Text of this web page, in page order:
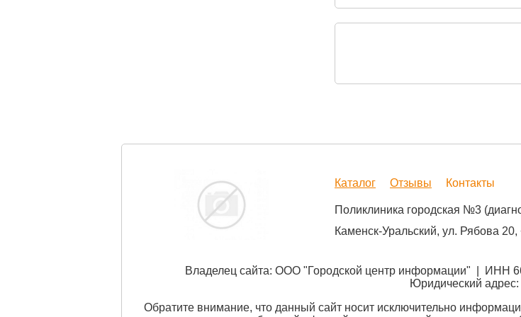
Каталог Отзывы Контакты
Поликлиника городская №3
Каменск-Уральский, ул. Рябова 20,
Владелец сайта: ООО "Городской центр информации" |
Юридический адрес:
Обратите внимание, что данный сайт носит исключительно